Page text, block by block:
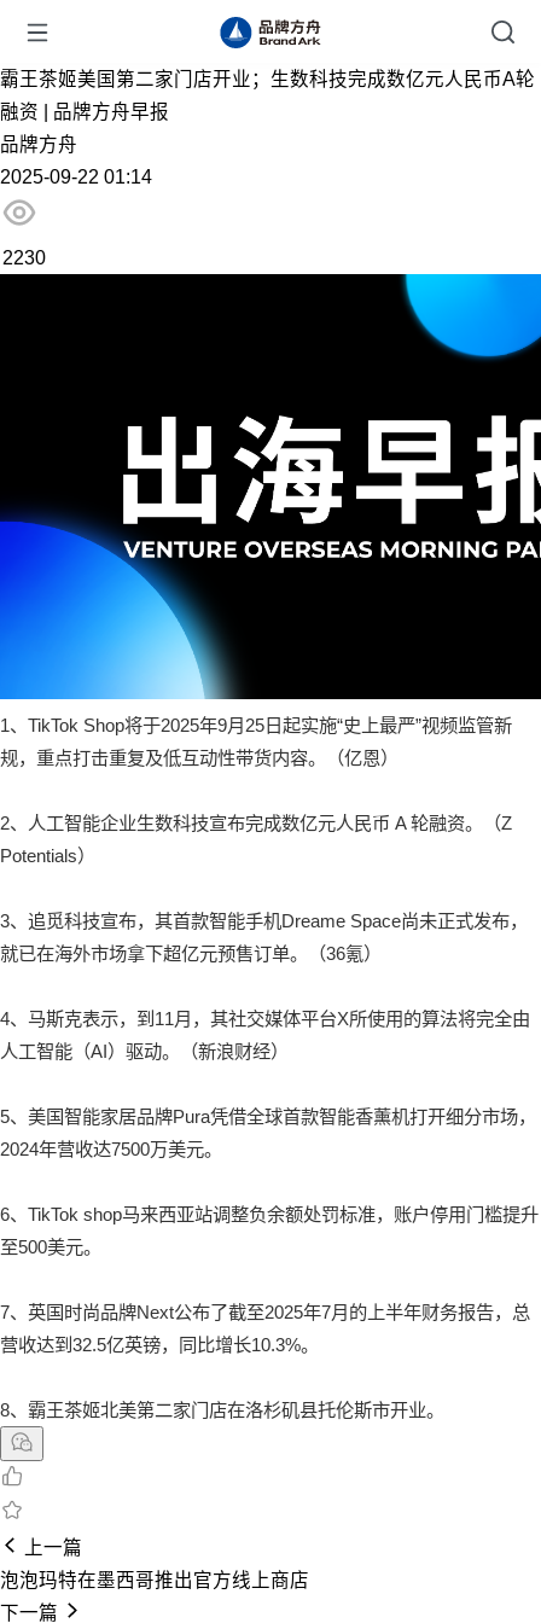
霸王茶姬美国第二家门店开业；生数科技完成数亿元人民币A轮
融资 | 品牌方舟早报
品牌方舟
2025-09-22 01:14
2230
1、TikTok Shop将于2025年9月25日起实施“史上最严”视频监管新
规，重点打击重复及低互动性带货内容。（亿恩）
2、人工智能企业生数科技宣布完成数亿元人民币 A 轮融资。（Z
Potentials）
3、追觅科技宣布，其首款智能手机Dreame Space尚未正式发布，
就已在海外市场拿下超亿元预售订单。（36氪）
4、马斯克表示，到11月，其社交媒体平台X所使用的算法将完全由
人工智能（AI）驱动。（新浪财经）
5、美国智能家居品牌Pura凭借全球首款智能香薰机打开细分市场，
2024年营收达7500万美元。
6、TikTok shop马来西亚站调整负余额处罚标准，账户停用门槛提升
至500美元。
7、 英国时尚品牌Next公布了截至2025年7月的上半年财务报告，总
营收达到32.5亿英镑，同比增长10.3%。
8、 霸王茶姬北美第二家门店在洛杉矶县托伦斯市开业。
上一篇
泡泡玛特在墨西哥推出官方线上商店
下一篇